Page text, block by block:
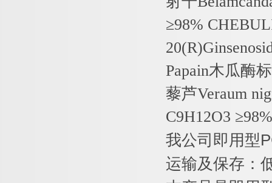
≥98%
Papain木瓜酶
藜芦Veraum
C9H12O3 ≥98%
我公司即用型
运输及保存：